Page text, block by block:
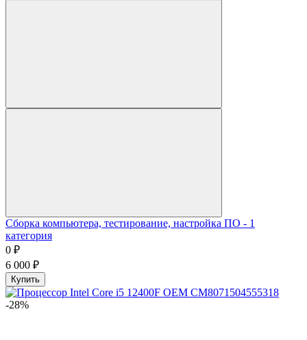
Сборка компьютера, тестирование, настройка ПО - 1
категория
0 ₽
6 000 ₽
Купить
-28%